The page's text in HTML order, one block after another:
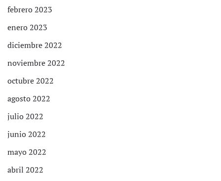
febrero 2023
enero 2023
diciembre 2022
noviembre 2022
octubre 2022
agosto 2022
julio 2022
junio 2022
mayo 2022
abril 2022